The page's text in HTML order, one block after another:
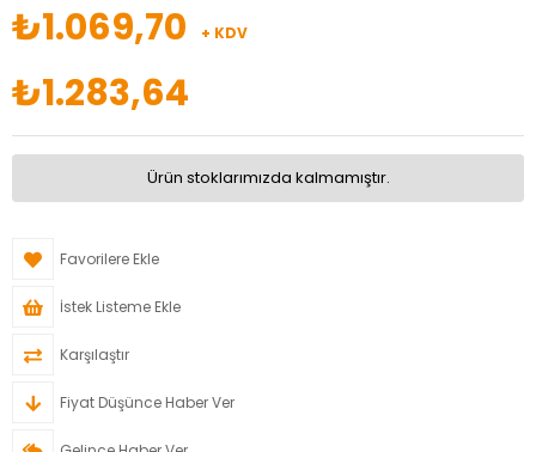
₺1.069,70 + KDV
₺1.283,64
Ürün stoklarımızda kalmamıştır.
Favorilere Ekle
İstek Listeme Ekle
Karşılaştır
Fiyat Düşünce Haber Ver